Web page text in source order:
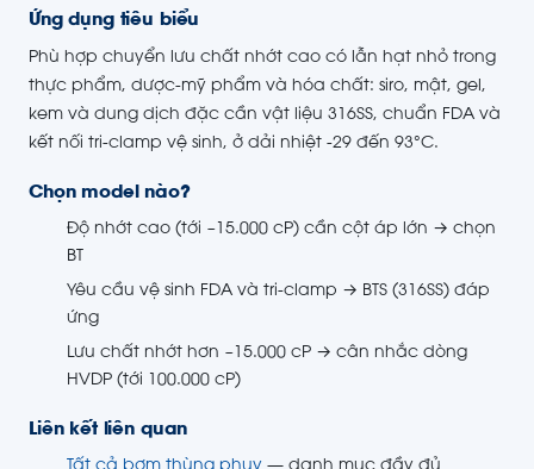
Ứng dụng tiêu biểu
Phù hợp chuyển lưu chất nhớt cao có lẫn hạt nhỏ trong
thực phẩm, dược-mỹ phẩm và hóa chất: siro, mật, gel,
kem và dung dịch đặc cần vật liệu 316SS, chuẩn FDA và
kết nối tri-clamp vệ sinh, ở dải nhiệt -29 đến 93°C.
Chọn model nào?
Độ nhớt cao (tới ~15.000 cP) cần cột áp lớn → chọn
BT
Yêu cầu vệ sinh FDA và tri-clamp → BTS (316SS) đáp
ứng
Lưu chất nhớt hơn ~15.000 cP → cân nhắc dòng
HVDP (tới 100.000 cP)
Liên kết liên quan